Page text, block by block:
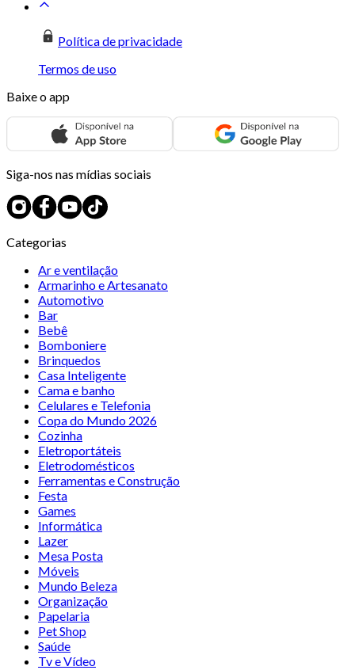
Política de privacidade
Termos de uso
Baixe o app
Siga-nos nas mídias sociais
Categorias
Ar e ventilação
Armarinho e Artesanato
Automotivo
Bar
Bebê
Bomboniere
Brinquedos
Casa Inteligente
Cama e banho
Celulares e Telefonia
Copa do Mundo 2026
Cozinha
Eletroportáteis
Eletrodomésticos
Ferramentas e Construção
Festa
Games
Informática
Lazer
Mesa Posta
Móveis
Mundo Beleza
Organização
Papelaria
Pet Shop
Saúde
Tv e Vídeo